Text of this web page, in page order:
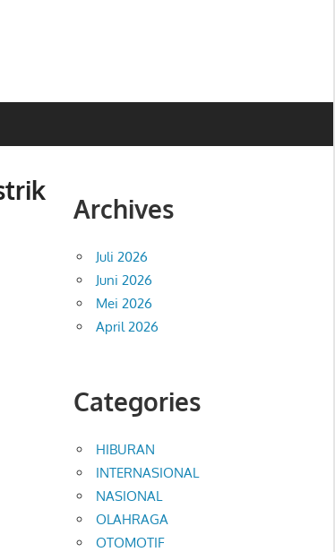
Archives
Juli 2026
Juni 2026
Mei 2026
April 2026
Categories
HIBURAN
INTERNASIONAL
NASIONAL
OLAHRAGA
OTOMOTIF